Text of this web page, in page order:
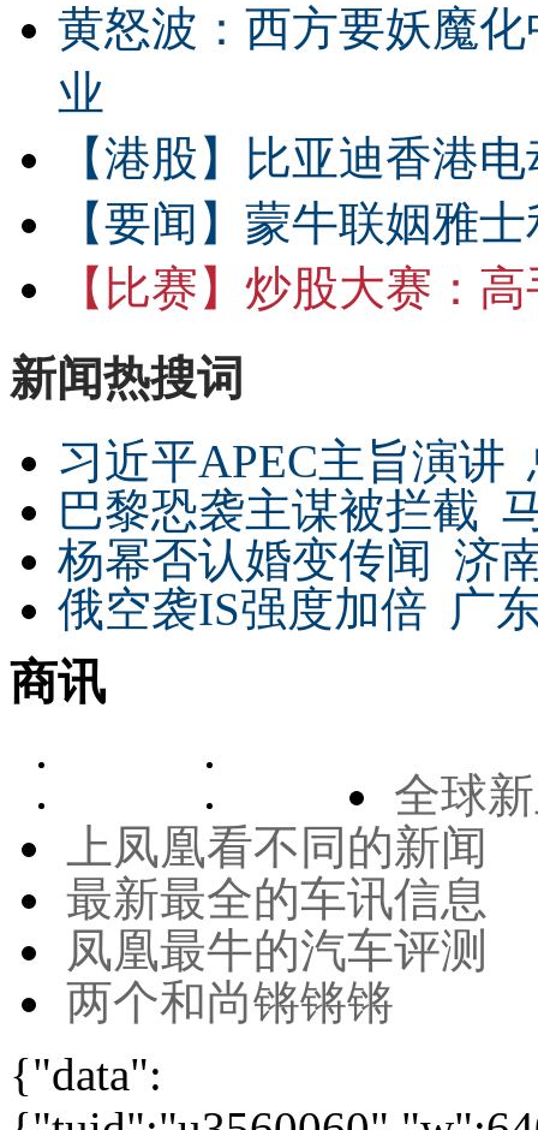
黄怒波：西方要妖魔
业
【港股】
比亚迪香港
【要闻】 蒙牛联姻雅
【比赛】 炒股大赛：高
新闻热搜词
习近平APEC主旨演讲
巴黎恐袭主谋被拦截
杨幂否认婚变传闻 济
俄空袭IS强度加倍 广
商讯
全球
上凤凰看不同的新闻
最新最全的车讯信息
凤凰最牛的汽车评测
两个和尚锵锵锵
{"data":